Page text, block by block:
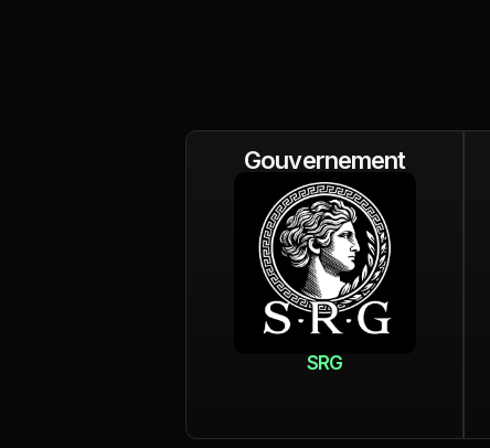
Gouvernement
SRG